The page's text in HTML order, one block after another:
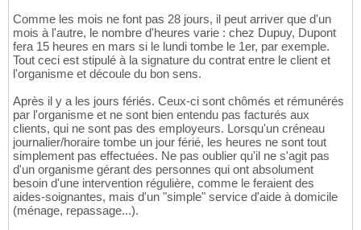
83
84
85
86
87
89
90
91
92
93
94
95
96
);
CREATE TABLE POS_posseder(
   EMP_ident
INT,
   CMP_ident
INT,
FOREIGN
KEY(EMP_ident) REFERENCES
FOREIGN KEY( CMP_ident) REFERENCES
);
alter
table
ADD CONSTRAINT
FOREIGN KEY(CAL_date, PLA_seq,
REFERENCES DSP_etre_dispo(CAL_date,
Comme les mois ne font pas 28 jours, il peut arriver que d'un
mois à l'autre, le nombre d'heures varie : chez Dupuy, Dupont
fera 15 heures en mars si le lundi tombe le 1er, par exemple.
Tout ceci est stipulé à la signature du contrat entre le client et
l'organisme et découle du bon sens.
Après il y a les jours fériés. Ceux-ci sont chômés et rémunérés
par l'organisme et ne sont bien entendu pas facturés aux
clients, qui ne sont pas des employeurs. Lorsqu'un créneau
journalier/horaire tombe un jour férié, les heures ne sont tout
simplement pas effectuées. Ne pas oublier qu'il ne s'agit pas
d'un organisme gérant des personnes qui ont absolument
besoin d'une intervention régulière, comme le feraient des
aides-soignantes, mais d'un "simple" service d'aide à domicile
(ménage, repassage...).